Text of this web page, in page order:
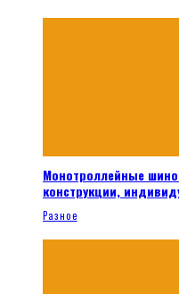
Монотроллейные
конструкции,
Разное